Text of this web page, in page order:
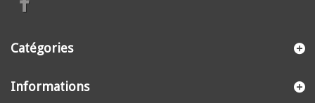
Catégories
Informations